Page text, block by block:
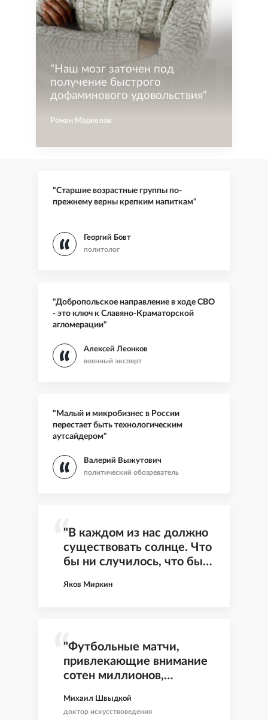
" Наш мозг заточен под
получение быстрого
дофаминового удовольствия"
Роман Маркелов
"Старшие возрастные группы по-
прежнему верны крепким напиткам"
Георгий Бовт
политолог
"Добропольское направление в ходе СВО
- это ключ к Славяно-Краматорской
агломерации"
Алексей Леонков
военный эксперт
"Малый и микробизнес в России
перестает быть технологическим
аутсайдером"
Валерий Выжутович
политический обозреватель
"В каждом из нас должно
существовать солнце. Что
бы ни случилось, что бы
быть солнце"
Яков Миркин
"Футбольные матчи,
привлекающие внимание
сотен миллионов,
гладиаторов"
Михаил Швыдкой
доктор искусствоведения